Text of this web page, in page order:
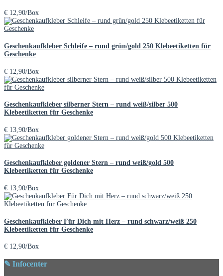
€ 12,90/Box
Geschenkaufkleber Schleife – rund grün/gold 250 Klebeetiketten für
Geschenke
€ 12,90/Box
Geschenkaufkleber silberner Stern – rund weiß/silber 500
Klebeetiketten für Geschenke
€ 13,90/Box
Geschenkaufkleber goldener Stern – rund weiß/gold 500
Klebeetiketten für Geschenke
€ 13,90/Box
Geschenkaufkleber Für Dich mit Herz – rund schwarz/weiß 250
Klebeetiketten für Geschenke
€ 12,90/Box
✎ Infocenter